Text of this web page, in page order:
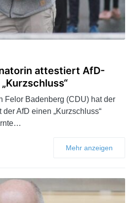
attestiert AfD-
Felor Badenberg (CDU) hat der
AfD einen „Kurzschluss“
Mehr anzeigen